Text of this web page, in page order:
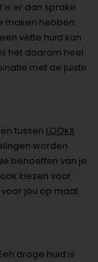
is er dan sprake
maken hebben
vette huid kan
het daarom heel
met de juiste
tussen LOOkX
worden
behoeften van je
kiezen voor
jou op maat
droge huid is